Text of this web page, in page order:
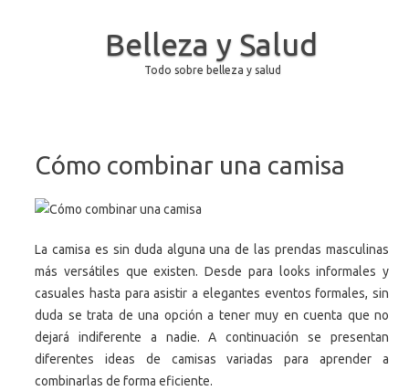
Belleza y Salud
Todo sobre belleza y salud
Cómo combinar una camisa
La camisa es sin duda alguna una de las prendas masculinas
más versátiles que existen. Desde para looks informales y
casuales hasta para asistir a elegantes eventos formales, sin
duda se trata de una opción a tener muy en cuenta que no
dejará indiferente a nadie. A continuación se presentan
diferentes ideas de camisas variadas para aprender a
combinarlas de forma eficiente.